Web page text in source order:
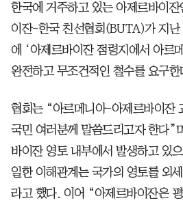
한국에 거주하고 있는 아제르바이
이잔-한국 친선협회(BUTA)가 지난
에 ‘아제르바이잔 점령지에서 아르
완전하고 무조건적인 철수를 요구
협회는 “아르메니아-아제르바이잔
국민 여러분께 말씀드리고자 한다”
바이잔 영토 내부에서 발생하고 있
일한 이해관계는 국가의 영토를 외
라고 했다. 이어 “아제르바이잔은